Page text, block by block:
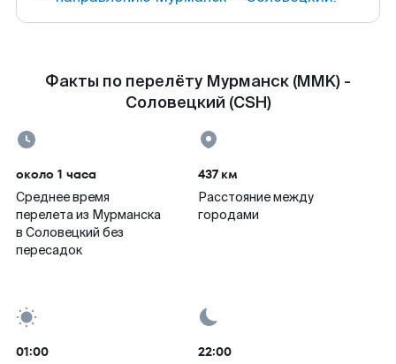
Факты по перелёту Мурманск (MMK) -
Соловецкий (CSH)
около 1 часа
Среднее время
перелета из Мурманска
в Соловецкий без
пересадок
437 км
Расстояние между
городами
01:00 22:00